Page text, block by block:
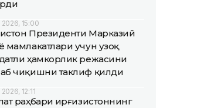
2026, 15:00
Президенти Марказий
мамлакатлари учун узоқ
ҳамкорлик режасини
чиқишни таклиф қилди
12:11
раҳбари Қирғизистоннинг